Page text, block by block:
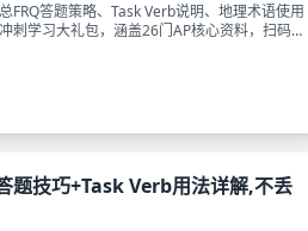
答题策略、Task Verb说明、地理术语使用
刺学习大礼包，涵盖26门AP核心资料，扫码免
技巧+Task Verb用法详解,不丢